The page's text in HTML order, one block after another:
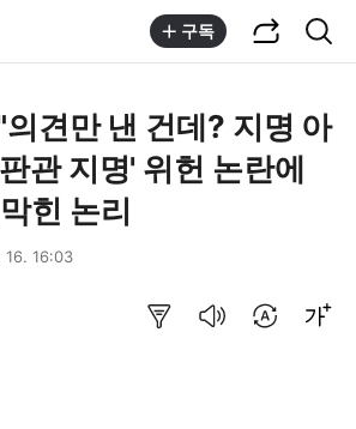
구독
견만 낸 건데? 지명 아
관 지명' 위헌 논란에
힌 논리
16. 16:03